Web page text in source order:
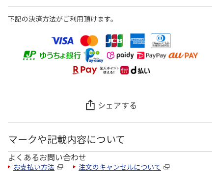
下記の決済方法がご利用頂けます。
シェアする
マークや記載内容について
よくあるお問い合わせ
お支払い方法 注文のキャンセルについて